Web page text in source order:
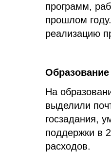
программ,
прошлом
реализацию
Образование
На
выделили
госзадания,
поддержки в
расходов.